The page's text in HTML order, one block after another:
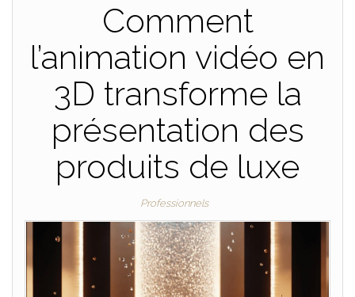
Comment
l’animation vidéo en
3D transforme la
présentation des
produits de luxe
Professionnels